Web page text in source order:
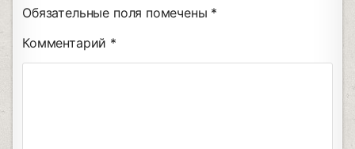
Обязательные поля помечены *
Комментарий *